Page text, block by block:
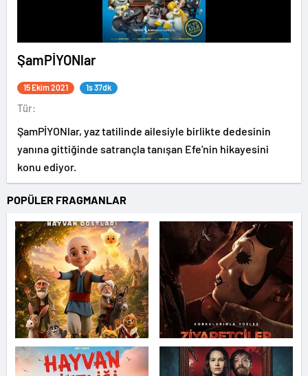
ŞamPİYONlar
15 Ekim 2021 1s 37dk
Tür:
ŞamPİYONlar, yaz tatilinde ailesiyle birlikte dedesinin
yanına gittiğinde satrançla tanışan Efe'nin hikayesini
konu ediyor.
POPÜLER FRAGMANLAR